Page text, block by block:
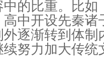
的比重。比
中开设先秦诸
逐渐转到体
努力加大传统